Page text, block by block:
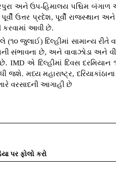
અને ઉપ-હિમાલય પશ્ચિમ
ઉત્તર પ્રદેશ, પૂર્વી રાજસ્થાન
કરવામાં આવી છે.
(૧૦ જુલાઈ) દિલ્હીમાં સામાન્ય
સંભાવના છે, અને વાવાઝોડા અને
IMD એ દિલ્હીમાં દિવસ
જશે. મધ્ય મહારાષ્ટ્ર,
વરસાદની આગાહી છે
પર ફોલો કરો